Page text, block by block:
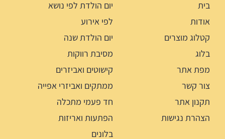
בית
אודות
קטלוג מוצרים
בלוג
מפת אתר
צור קשר
תקנון אתר
הצהרת נגישות
יום הולדת לפי נושא
לפי אירוע
יום הולדת שנה
מסיבת רווקות
קישוטים ואביזרים
ממתקים ואביזרי אפייה
חד פעמי מתכלה
הפתעות ואריזות
בלונים